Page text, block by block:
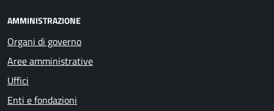
AMMINISTRAZIONE
Organi di governo
Aree amministrative
Uffici
Enti e fondazioni